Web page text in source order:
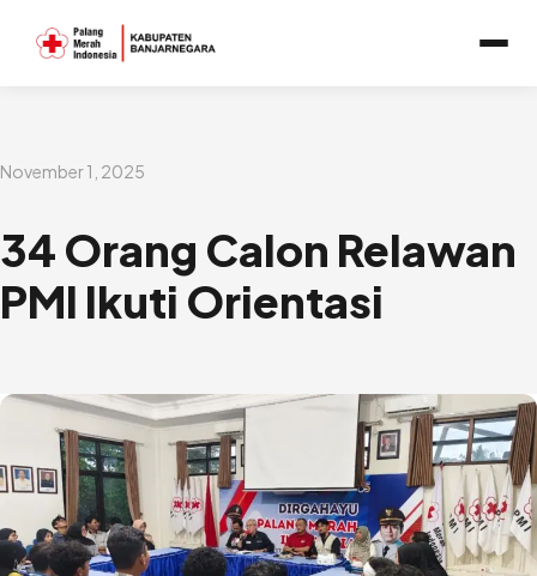
November 1, 2025
34 Orang Calon Relawan
PMI Ikuti Orientasi